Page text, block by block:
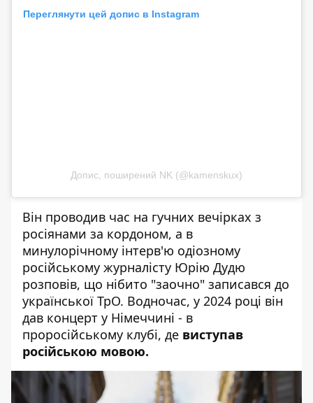
Переглянути цей допис в Instagram
Допис, поширений NK (@kamenskux)
Він проводив час на гучних вечірках з
росіянами за кордоном, а в
минулорічному інтерв'ю одіозному
російському журналісту Юрію Дудю
розповів, що нібито "заочно" записався до
української ТрО. Водночас, у 2024 році він
дав концерт у Німеччині - в
проросійському клубі, де виступав
російською мовою.